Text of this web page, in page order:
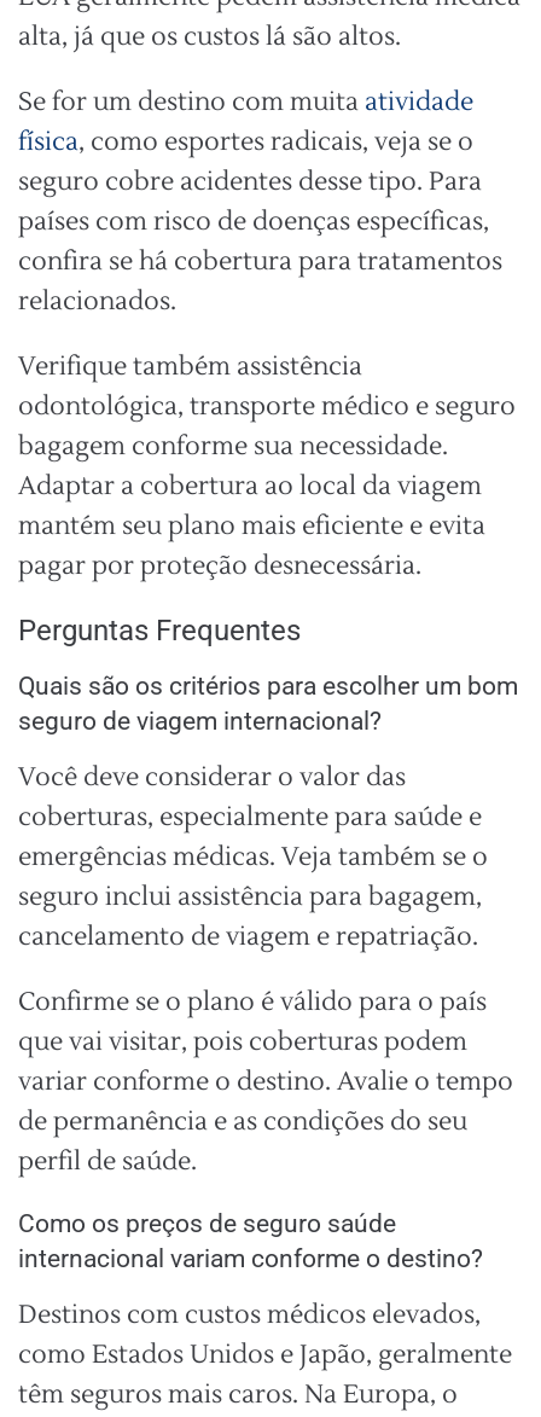
alta, já que os custos lá são altos.
Se for um destino com muita atividade
física, como esportes radicais, veja se o
seguro cobre acidentes desse tipo. Para
países com risco de doenças específicas,
confira se há cobertura para tratamentos
relacionados.
Verifique também assistência
odontológica, transporte médico e seguro
bagagem conforme sua necessidade.
Adaptar a cobertura ao local da viagem
mantém seu plano mais eficiente e evita
pagar por proteção desnecessária.
Perguntas Frequentes
Quais são os critérios para escolher um bom
seguro de viagem internacional?
Você deve considerar o valor das
coberturas, especialmente para saúde e
emergências médicas. Veja também se o
seguro inclui assistência para bagagem,
cancelamento de viagem e repatriação.
Confirme se o plano é válido para o país
que vai visitar, pois coberturas podem
variar conforme o destino. Avalie o tempo
de permanência e as condições do seu
perfil de saúde.
Como os preços de seguro saúde
internacional variam conforme o destino?
Destinos com custos médicos elevados,
como Estados Unidos e Japão, geralmente
têm seguros mais caros. Na Europa, o